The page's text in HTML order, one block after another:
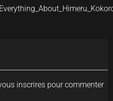
inscrires pour commenter